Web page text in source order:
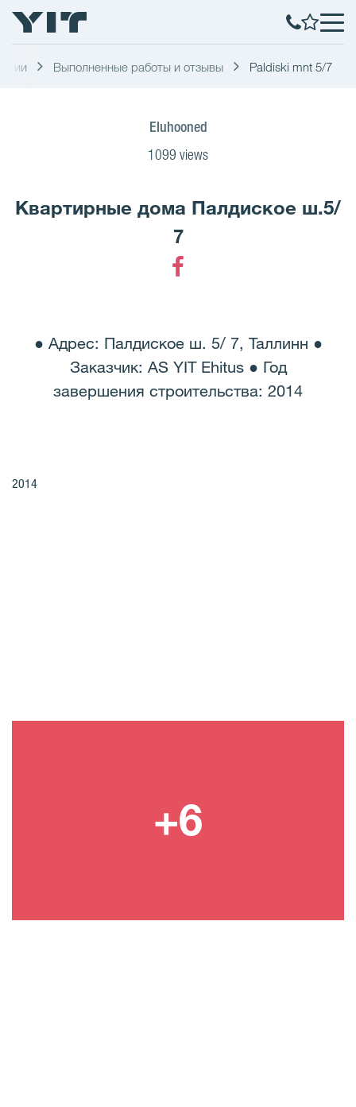
Выполненные работы и отзывы Paldiski mnt 5/7
Eluhooned
1099 views
Квартирные дома Палдиское ш.5/
7
● Адрес: Палдиское ш. 5/ 7, Таллинн ●
Заказчик: AS YIT Ehitus ● Год
завершения строительства: 2014
2014